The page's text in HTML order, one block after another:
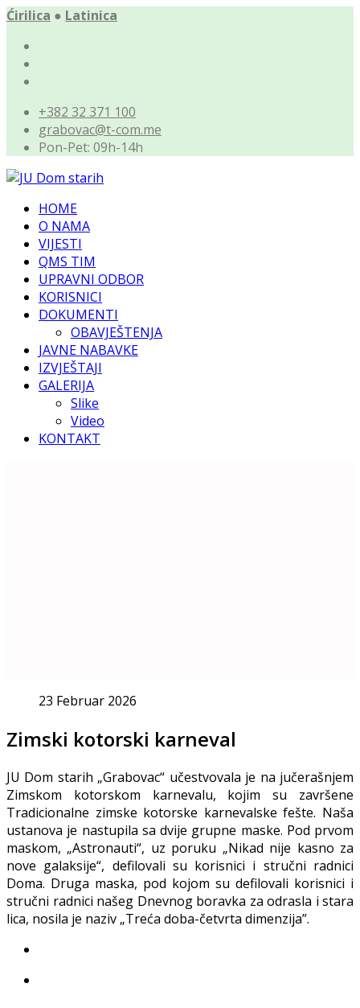
Ćirilica ● Latinica
+382 32 371 100
grabovac@t-com.me
Pon-Pet: 09h-14h
HOME
O NAMA
VIJESTI
QMS TIM
UPRAVNI ODBOR
KORISNICI
DOKUMENTI
OBAVJEŠTENJA
JAVNE NABAVKE
IZVJEŠTAJI
GALERIJA
Slike
Video
KONTAKT
23 Februar 2026
Zimski kotorski karneval
JU Dom starih „Grabovac“ učestvovala je na jučerašnjem
Zimskom kotorskom karnevalu, kojim su završene
Tradicionalne zimske kotorske karnevalske fešte. Naša
ustanova je nastupila sa dvije grupne maske. Pod prvom
maskom, „Astronauti“, uz poruku „Nikad nije kasno za
nove galaksije“, defilovali su korisnici i stručni radnici
Doma. Druga maska, pod kojom su defilovali korisnici i
stručni radnici našeg Dnevnog boravka za odrasla i stara
lica, nosila je naziv „Treća doba-četvrta dimenzija”.